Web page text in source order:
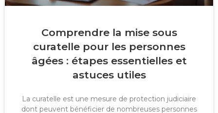
Comprendre la mise sous
curatelle pour les personnes
âgées : étapes essentielles et
astuces utiles
La curatelle est une mesure de protection judiciaire
dont peuvent bénéficier de nombreuses personnes